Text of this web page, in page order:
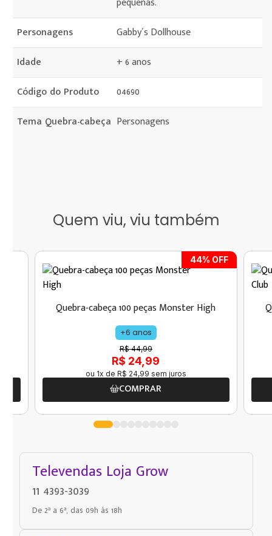
Personagens
Gabby´s Dollhouse
Idade
+ 6 anos
Código do Produto
04690
Tema Quebra-cabeça Personagens
Quem viu, viu também
44% OFF
Quebra-cabeça 100 peças Monster High
+6 anos
R$ 44,99
R$ 24,99
ou 1x de R$ 24,99 sem juros
COMPRAR
Televendas Loja Grow
11 4393-3039
De 2ª a 6ª, das 09h às 18h